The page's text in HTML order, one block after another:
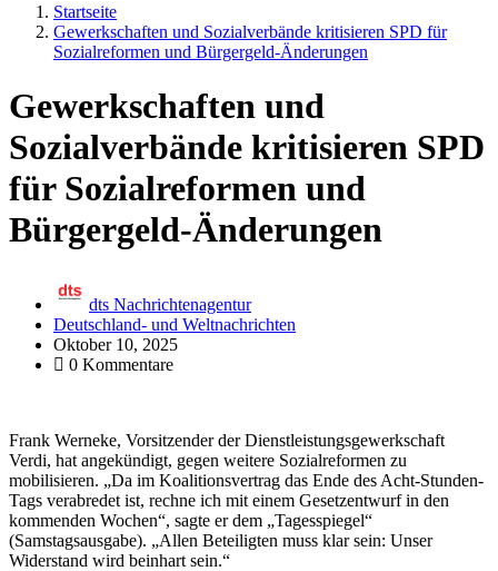
Startseite
Gewerkschaften und Sozialverbände kritisieren SPD für
Sozialreformen und Bürgergeld-Änderungen
Gewerkschaften und
Sozialverbände kritisieren SPD
für Sozialreformen und
Bürgergeld-Änderungen
dts Nachrichtenagentur
Deutschland- und Weltnachrichten
Oktober 10, 2025
0 Kommentare
Frank Werneke, Vorsitzender der Dienstleistungsgewerkschaft
Verdi, hat angekündigt, gegen weitere Sozialreformen zu
mobilisieren. „Da im Koalitionsvertrag das Ende des Acht-Stunden-
Tags verabredet ist, rechne ich mit einem Gesetzentwurf in den
kommenden Wochen“, sagte er dem „Tagesspiegel“
(Samstagsausgabe). „Allen Beteiligten muss klar sein: Unser
Widerstand wird beinhart sein.“